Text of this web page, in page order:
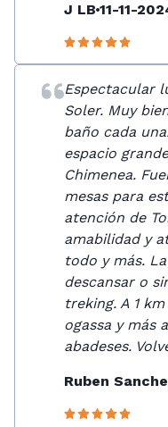
J LB 11-11-
Espectacular
Soler. Muy
baño cada
espacio
Chimenea.
mesas para
atención de
amabilidad y
todo y más.
descansar o
treking. A 1
ogassa y más
abadeses.
Ruben